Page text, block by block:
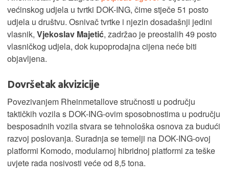
većinskog udjela u tvrtki DOK-ING, čime stječe 51 posto
udjela u društvu. Osnivač tvrtke i njezin dosadašnji jedini
vlasnik, Vjekoslav Majetić, zadržao je preostalih 49 posto
vlasničkog udjela, dok kupoprodajna cijena neće biti
objavljena.
Dovršetak akvizicije
Povezivanjem Rheinmetallove stručnosti u području
taktičkih vozila s DOK-ING-ovim sposobnostima u području
besposadnih vozila stvara se tehnološka osnova za budući
razvoj poslovanja. Suradnja se temelji na DOK-ING-ovoj
platformi Komodo, modularnoj hibridnoj platformi za teške
uvjete rada nosivosti veće od 8,5 tona.